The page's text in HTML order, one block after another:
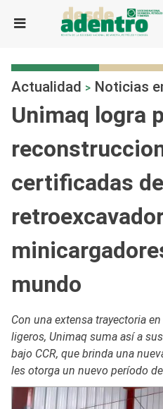
Actualidad > Noticias
Unimaq logra
certificadas de
mundo
Con una extensa trayectoria
ligeros, Unimaq suma así a
bajo CCR, que brinda una
les otorga un nuevo período